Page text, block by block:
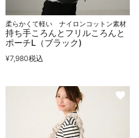
柔らかくて軽い ナイロンコットン素材
持ち手ころんとフリルころんと
ポーチL（ブラック)
¥7,980税込